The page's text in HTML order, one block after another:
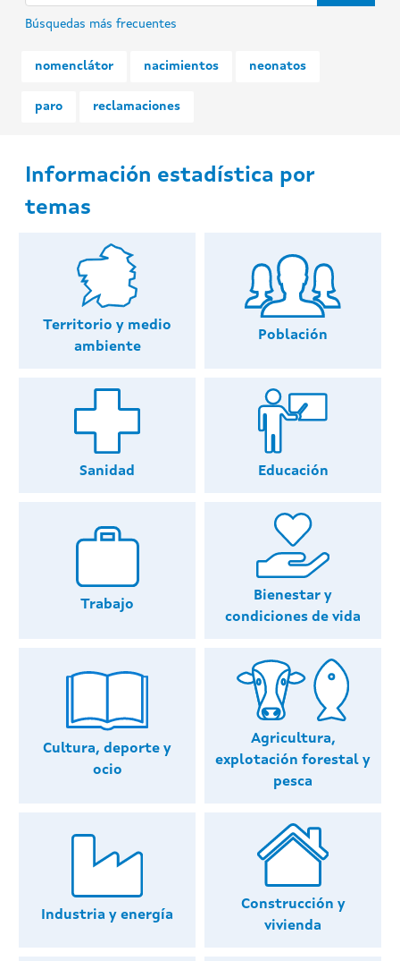
Búsquedas más frecuentes
nomenclátor nacimientos neonatos
paro reclamaciones
Información estadística por
temas
Territorio y medio
ambiente
Población
Sanidad Educación
Trabajo
Bienestar y
condiciones de vida
Cultura, deporte y
ocio
Agricultura,
explotación forestal y
pesca
Industria y energía
Construcción y
vivienda